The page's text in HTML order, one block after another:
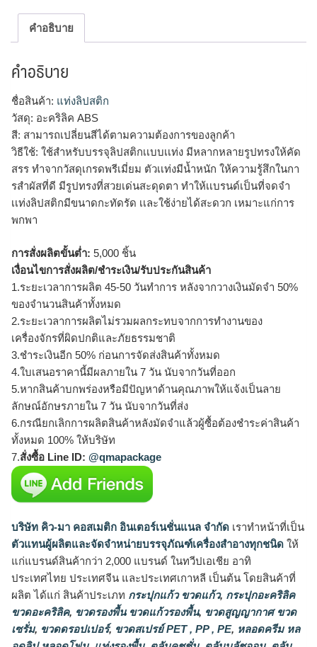
คำอธิบาย
คำอธิบาย
ชื่อสินค้า: แท่งลิปสติก
วัสดุ: อะคริลิค ABS
สี: สามารถเปลี่ยนสีได้ตามความต้องการของลูกค้า
วิธีใช้: ใช้สำหรับบรรจุลิปสติกเเบบเเท่ง มีหลากหลายรูปทรงให้คัด
สรร ทำจากวัสดุเกรดพรีเมี่ยม ตัวเเท่งมีน้ำหนัก ให้ความรู้สึกในกา
รสำผัสที่ดี มีรูปทรงที่สวยเด่นสะดุดตา ทำให้เเบรนด์เป็นที่จดจำ
เเท่งลิปสติกมีขนาดกะทัดรัด เเละใช้ง่ายได้สะดวก เหมาะแก่การ
พกพา
การสั่งผลิตขั้นต่ำ: 5,000 ชิ้น
เงื่อนไขการสั่งผลิต/ชำระเงิน/รับประกันสินค้า
1.ระยะเวลาการผลิต 45-50 วันทำการ หลังจากวางเงินมัดจำ 50%
ของจำนวนสินค้าทั้งหมด
2.ระยะเวลาการผลิตไม่รวมผลกระทบจากการทำงานของ
เครื่องจักรที่ผิดปกติและภัยธรรมชาติ
3.ชำระเงินอีก 50% ก่อนการจัดส่งสินค้าทั้งหมด
4.ใบเสนอราคานี้มีผลภายใน 7 วัน นับจากวันที่ออก
5.หากสินค้าบกพร่องหรือมีปัญหาด้านคุณภาพให้แจ้งเป็นลาย
ลักษณ์อักษรภายใน 7 วัน นับจากวันที่ส่ง
6.กรณียกเลิกการผลิตสินค้าหลังมัดจำแล้วผู้ซื้อต้องชำระค่าสินค้า
ทั้งหมด 100% ให้บริษัท
7.สั่งซื้อ Line ID: @qmapackage
บริษัท คิว-มา คอสเมติก อินเตอร์เนชั่นแนล จำกัด เราทำหน้าที่เป็น
ตัวแทนผู้ผลิตและจัดจำหน่ายบรรจุภัณฑ์เครื่องสำอางทุกชนิด ให้
แก่แบรนด์สินค้ากว่า 2,000 แบรนด์ ในทวีปเอเชีย อาทิ
ประเทศไทย ประเทศจีน และประเทศเกาหลี เป็นต้น โดยสินค้าที่
ผลิต ได้แก่ สินค้าประเภท กระปุกแก้ว ขวดแก้ว, กระปุกอะคริลิค
ขวดอะคริลิค, ขวดรองพื้น ขวดแก้วรองพื้น, ขวดสูญญากาศ ขวด
เซรั่ม, ขวดดรอปเปอร์, ขวดสเปรย์ PET , PP , PE, หลอดครีม หล